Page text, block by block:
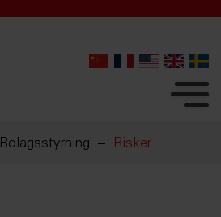
Bolagsstyrning Risker